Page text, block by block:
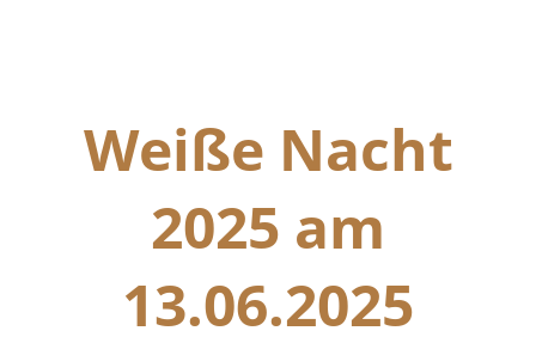
Weiße Nacht
2025 am
13.06.2025